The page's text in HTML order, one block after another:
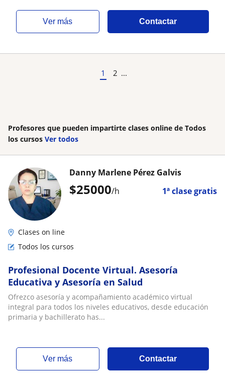
ver más Contactar
1 2 ...
Profesores que pueden impartirte clases online de Todos
los cursos Ver todos
$25000/h 1ª clase gratis
Danny Marlene Pérez Galvis
Clases on line
Todos los cursos
Profesional Docente Virtual. Asesoría
Educativa y Asesoría en Salud
Ofrezco asesoría y acompañamiento académico virtual
integral para todos los niveles educativos, desde educación
primaria y bachillerato has...
ver más Contactar